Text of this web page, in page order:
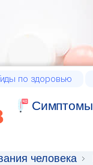
по здоровью
Cимптомы
человека